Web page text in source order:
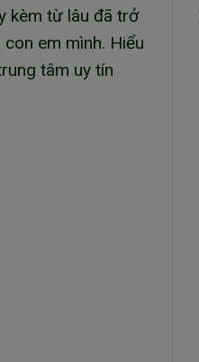
kèm từ lâu đã trở
em mình. Hiểu
tâm uy tín